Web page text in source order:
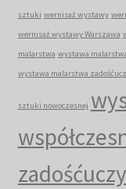
sztuki wernisaż wystawy
wernisaż wystawy Warszawa
malarstwa wystawa
wystawa malarstwa
sztuki nowoczesnej